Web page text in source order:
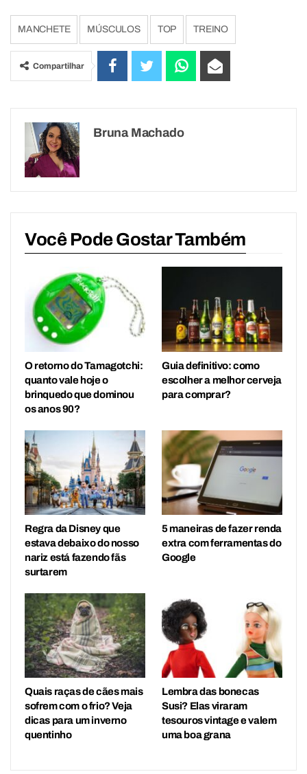
MANCHETE MÚSCULOS TOP TREINO
Compartilhar
Bruna Machado
Você Pode Gostar Também
O retorno do Tamagotchi:
quanto vale hoje o
brinquedo que dominou
os anos 90?
Guia definitivo: como
escolher a melhor cerveja
para comprar?
Regra da Disney que
estava debaixo do nosso
nariz está fazendo fãs
surtarem
5 maneiras de fazer renda
extra com ferramentas do
Google
Quais raças de cães mais
sofrem com o frio? Veja
dicas para um inverno
quentinho
Lembra das bonecas
Susi? Elas viraram
tesouros vintage e valem
uma boa grana